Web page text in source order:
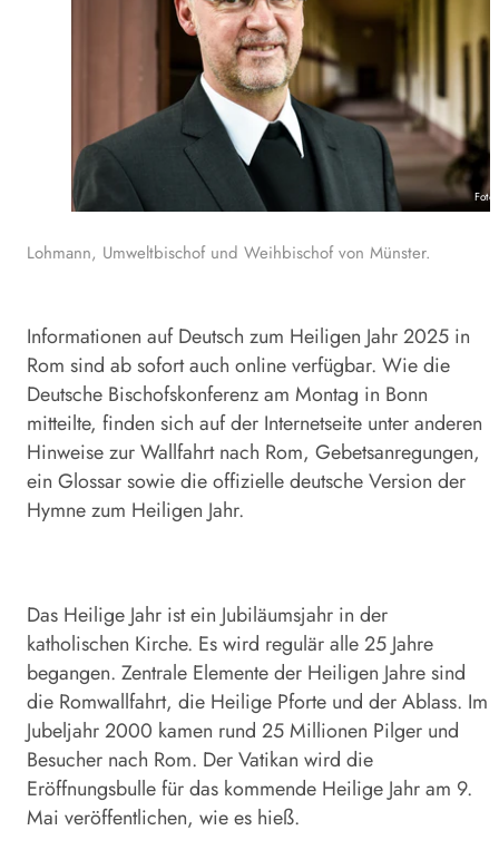
Lohmann, Umweltbischof und Weihbischof von Münster.
Informationen auf Deutsch zum Heiligen Jahr 2025 in
Rom sind ab sofort auch online verfügbar. Wie die
Deutsche Bischofskonferenz am Montag in Bonn
mitteilte, finden sich auf der Internetseite unter anderen
Hinweise zur Wallfahrt nach Rom, Gebetsanregungen,
ein Glossar sowie die offizielle deutsche Version der
Hymne zum Heiligen Jahr.
Das Heilige Jahr ist ein Jubiläumsjahr in der
katholischen Kirche. Es wird regulär alle 25 Jahre
begangen. Zentrale Elemente der Heiligen Jahre sind
die Romwallfahrt, die Heilige Pforte und der Ablass. Im
Jubeljahr 2000 kamen rund 25 Millionen Pilger und
Besucher nach Rom. Der Vatikan wird die
Eröffnungsbulle für das kommende Heilige Jahr am 9.
Mai veröffentlichen, wie es hieß.